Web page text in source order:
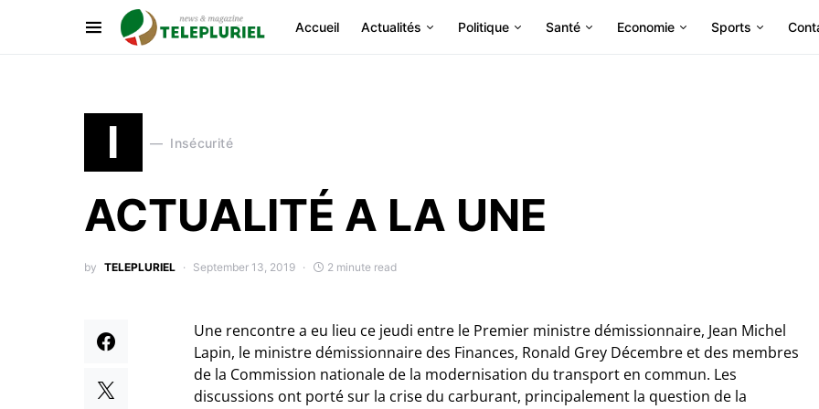
Accueil Actualités Politique Santé Economie Sports
I Insécurité
ACTUALITÉ A LA UNE
by TELEPLURIEL September 13, 2019 2 minute read
Une rencontre a eu lieu ce jeudi entre le Premier ministre démissionnaire, Jean Michel
Lapin, le ministre démissionnaire des Finances, Ronald Grey Décembre et des membres
de la Commission nationale de la modernisation du transport en commun. Les
discussions ont porté sur la crise du carburant, principalement la question de la